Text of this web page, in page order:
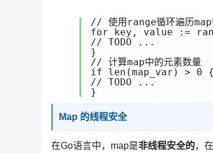
// 使用range循环遍历map
for key, value :=
// TODO ...
}
// 计算map中的元素数量
if len(map_var) > 0 {
// TODO ...
}
Map 的线程安全
在Go语言中，map是非线程安全的，